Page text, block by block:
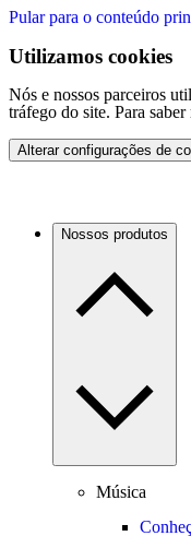
Pular para o conteúdo
Utilizamos cookies
Nós e nossos parceiros
tráfego do site. Para
Alterar configurações de
Nossos produtos
Música